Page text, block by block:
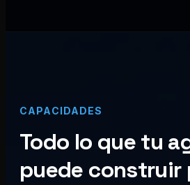
CAPACIDADES
Todo lo que tu
puede construir